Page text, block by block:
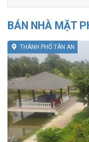
BÁN NHÀ MẶT
THÀNH PHỐ TÂN AN